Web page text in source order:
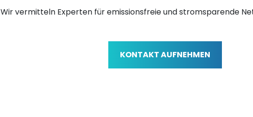
Wir vermitteln Experten für emissionsfreie und stromsparende
KONTAKT AUFNEHMEN